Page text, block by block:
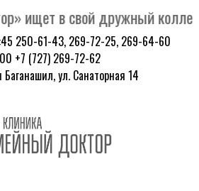
в свой дружный
250-61-43, 269-72-25, 269-64-60
+7 (727) 269-72-62
ул. Санаторная 14